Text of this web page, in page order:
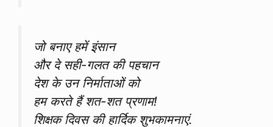
जो बनाए हमें इंसान
और दे सही-गलत की पहचान
देश के उन निर्माताओं को
हम करते हैं शत-शत प्रणाम!
शिक्षक दिवस की हार्दिक शुभकामनाएं.